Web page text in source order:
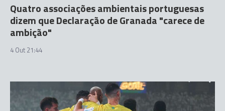
Quatro associações ambientais portuguesas
dizem que Declaração de Granada "carece de
ambição"
4 Out 21:44